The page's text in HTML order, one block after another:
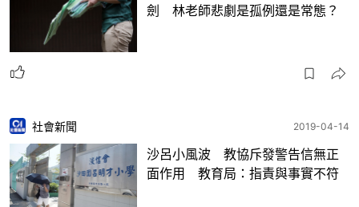
劍 林老師悲劇是孤例還是常態？
社會新聞 2019-04-14
沙呂小風波 教協斥發警告信無正
面作用 教育局：指責與事實不符